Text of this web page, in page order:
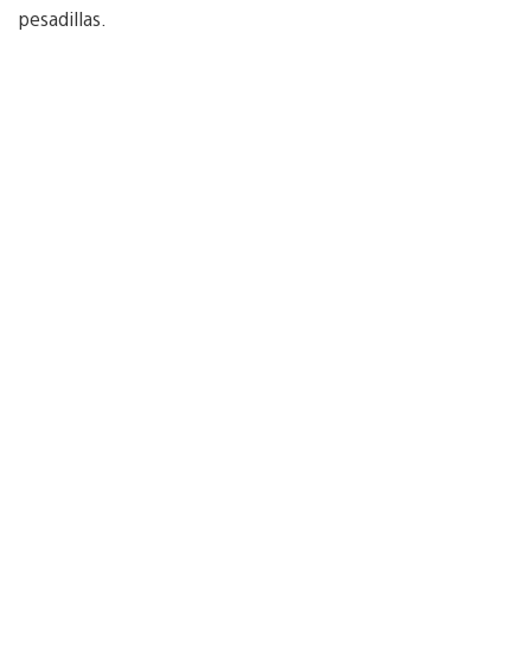
pesadillas.